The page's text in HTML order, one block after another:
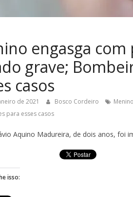
engasga
grave;
casos
de 2021 Bosco Cordeiro
para esses casos
Aquino Madureira, de dois anos, foi
isso: